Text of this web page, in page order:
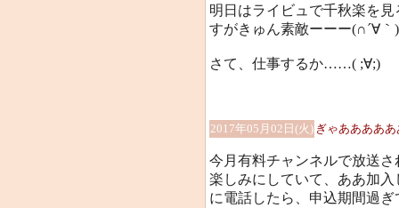
明日はライビュで千秋楽を見
すがきゅん素敵ーーー(∩´∀
さて、仕事するか……( ;∀;)
2017年05月02日(火) ぎゃああああ
今月有料チャンネルで放送
楽しみにしていて、ああ加
に電話したら、申込期間過